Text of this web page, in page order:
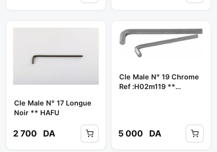
Cle Male N° 17 Longue
Noir ** HAFU
2 700 DA
Cle Male N° 19 Chrome
Ref :h02m119 **
5 000 DA